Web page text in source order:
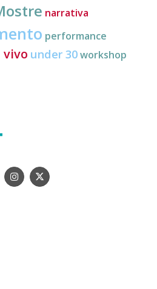
narrativa
performance
vivo under 30workshop